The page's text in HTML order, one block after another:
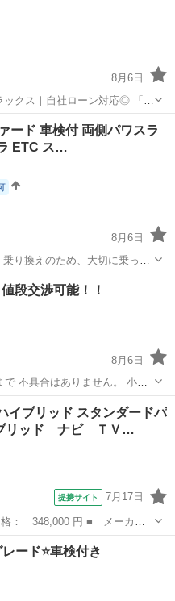
8月6日
クス｜自社ローン対応◎ 「自
らせ🚨🚨
下記のLINEリンクからのみ】...
ックス
ード 車検付 両側パワスラ
ETC ス…
8月6日
枚数制限で同じ
アルファード
段交渉可能！！
8月6日
で 不具合はありません。 小傷
クシー
イブリッド スタンダードパ
リッド ナビ ＴＶ…
提携サイト 7月17日
イブリッド ■ グレード
リッド ナビ ＴＶ パワー
ード⭐️車検付き